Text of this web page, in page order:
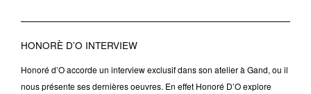
HONORÈ D’O INTERVIEW
Honoré d’O accorde un interview exclusif dans son atelier à Gand, ou il
nous présente ses dernières oeuvres. En effet Honoré D’O explore